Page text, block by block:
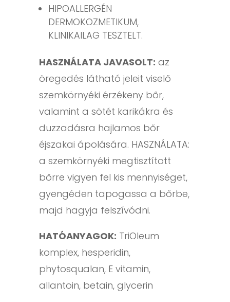
HIPOALLERGÉN
DERMOKOZMETIKUM,
KLINIKAILAG TESZTELT.
HASZNÁLATA JAVASOLT: az
öregedés látható jeleit viselő
szemkörnyéki érzékeny bőr,
valamint a sötét karikákra és
duzzadásra hajlamos bőr
éjszakai ápolására. HASZNÁLATA:
a szemkörnyéki megtisztított
bőrre vigyen fel kis mennyiséget,
gyengéden tapogassa a bőrbe,
majd hagyja felszívódni.
HATÓANYAGOK: TriOleum
komplex, hesperidin,
phytosqualan, E vitamin,
allantoin, betain, glycerin